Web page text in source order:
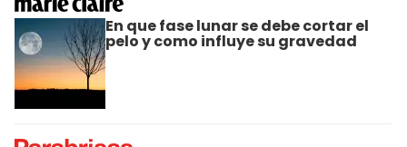
En que fase lunar se debe cortar el
pelo y como influye su gravedad